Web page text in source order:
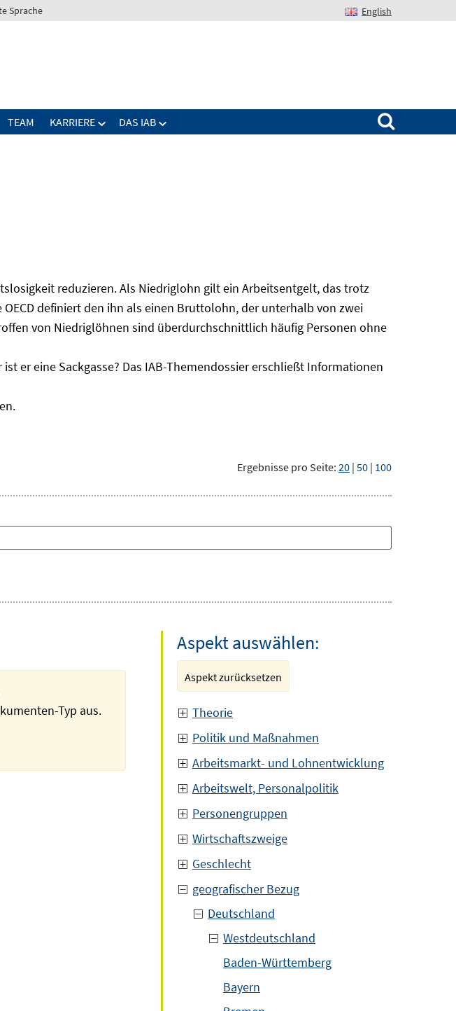
Sprache English
TEAM KARRIERE DAS IAB
Suchen nach:
reduzieren. Als Niedriglohn gilt ein Arbeitsentgelt, das trotz
definiert den ihn als einen Bruttolohn, der unterhalb von zwei
von Niedriglöhnen sind überdurchschnittlich häufig Personen ohne
er eine Sackgasse? Das IAB-Themendossier erschließt Informationen
Ergebnisse pro Seite: 20 | 50 | 100
Typ aus.
Aspekt auswählen:
Aspekt zurücksetzen
Theorie
Politik und Maßnahmen
Arbeitsmarkt- und Lohnentwicklung
Arbeitswelt, Personalpolitik
Personengruppen
Wirtschaftszweige
Geschlecht
geografischer Bezug
Deutschland
Westdeutschland
Baden-Württemberg
Bayern